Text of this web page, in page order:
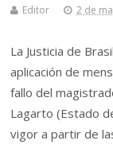
Editor 2 de
La Justicia de
aplicación de
fallo del
Lagarto (Estado
vigor a partir de